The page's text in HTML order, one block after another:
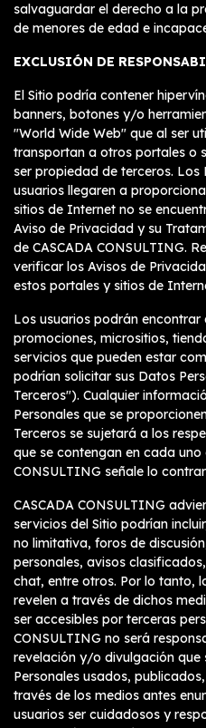
salvaguardar el derecho a la
de menores de edad e
EXCLUSIÓN DE
El Sitio podría contener
banners, botones y/o
"World Wide Web" que al ser
transportan a otros portales o
ser propiedad de terceros. Los
usuarios llegaren a
sitios de Internet no se
Aviso de Privacidad y su
de CASCADA CONSULTING.
verificar los Avisos de
estos portales y sitios de
Los usuarios podrán encontrar
promociones, micrositios,
servicios que pueden estar
podrían solicitar sus Datos
Terceros"). Cualquier
Personales que se
Terceros se sujetará a los
que se contengan en cada uno
CONSULTING señale lo
CASCADA CONSULTING
servicios del Sitio podrían
no limitativa, foros de
personales, avisos
chat, entre otros. Por lo tanto,
revelen a través de dichos
ser accesibles por terceras
CONSULTING no será
revelación y/o divulgación
Personales usados,
través de los medios antes
usuarios ser cuidadosos y